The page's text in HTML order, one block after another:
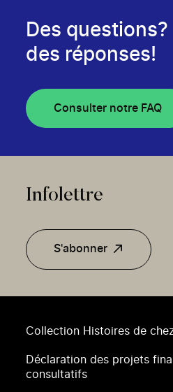
Collection Histoires de
Déclaration des projets
consultatifs
Des
des réponses!
Consulter notre FAQ
Infolettre
S'abonner